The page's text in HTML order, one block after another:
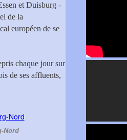
et Duisburg -
de la
européen de se
chaque jour sur
de ses affluents,
Nord